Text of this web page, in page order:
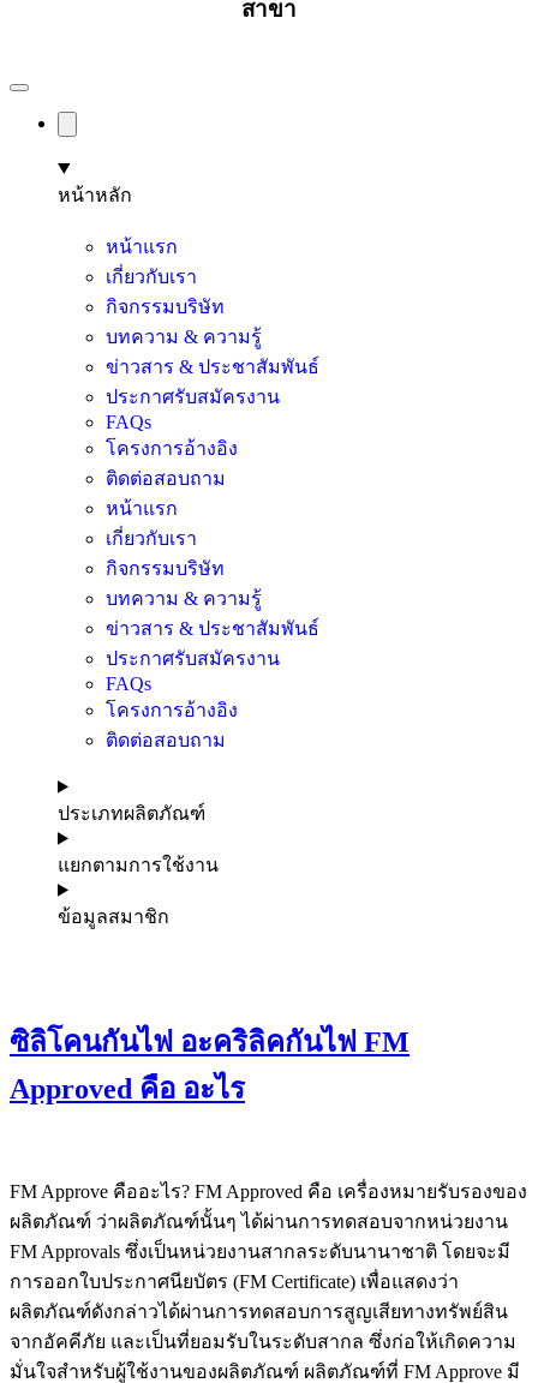
สาขา
หน้าหลัก
หน้าแรก
เกี่ยวกับเรา
กิจกรรมบริษัท
บทความ & ความรู้
ข่าวสาร & ประชาสัมพันธ์
ประกาศรับสมัครงาน
FAQs
โครงการอ้างอิง
ติดต่อสอบถาม
หน้าแรก
เกี่ยวกับเรา
กิจกรรมบริษัท
บทความ & ความรู้
ข่าวสาร & ประชาสัมพันธ์
ประกาศรับสมัครงาน
FAQs
โครงการอ้างอิง
ติดต่อสอบถาม
ประเภทผลิตภัณฑ์
แยกตามการใช้งาน
ข้อมูลสมาชิก
ซิลิโคนกันไฟ อะคริลิคกันไฟ FM
Approved คือ อะไร
FM Approve คืออะไร? FM Approved คือ เครื่องหมายรับรองของ
ผลิตภัณฑ์ ว่าผลิตภัณฑ์นั้นๆ ได้ผ่านการทดสอบจากหน่วยงาน
FM Approvals ซึ่งเป็นหน่วยงานสากลระดับนานาชาติ โดยจะมี
การออกใบประกาศนียบัตร (FM Certificate) เพื่อแสดงว่า
ผลิตภัณฑ์ดังกล่าวได้ผ่านการทดสอบการสูญเสียทางทรัพย์สิน
จากอัคคีภัย และเป็นที่ยอมรับในระดับสากล ซึ่งก่อให้เกิดความ
มั่นใจสำหรับผู้ใช้งานของผลิตภัณฑ์ ผลิตภัณฑ์ที่ FM Approve มี